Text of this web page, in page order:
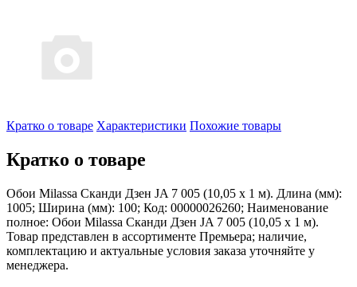
Кратко о товаре Характеристики Похожие товары
Кратко о товаре
Обои Milassa Сканди Дзен JA 7 005 (10,05 х 1 м). Длина (мм):
1005; Ширина (мм): 100; Код: 00000026260; Наименование
полное: Обои Milassa Сканди Дзен JA 7 005 (10,05 х 1 м).
Товар представлен в ассортименте Премьера; наличие,
комплектацию и актуальные условия заказа уточняйте у
менеджера.